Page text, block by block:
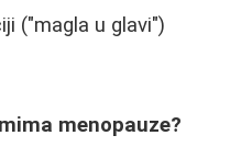
("magla u glavi")
menopauze?